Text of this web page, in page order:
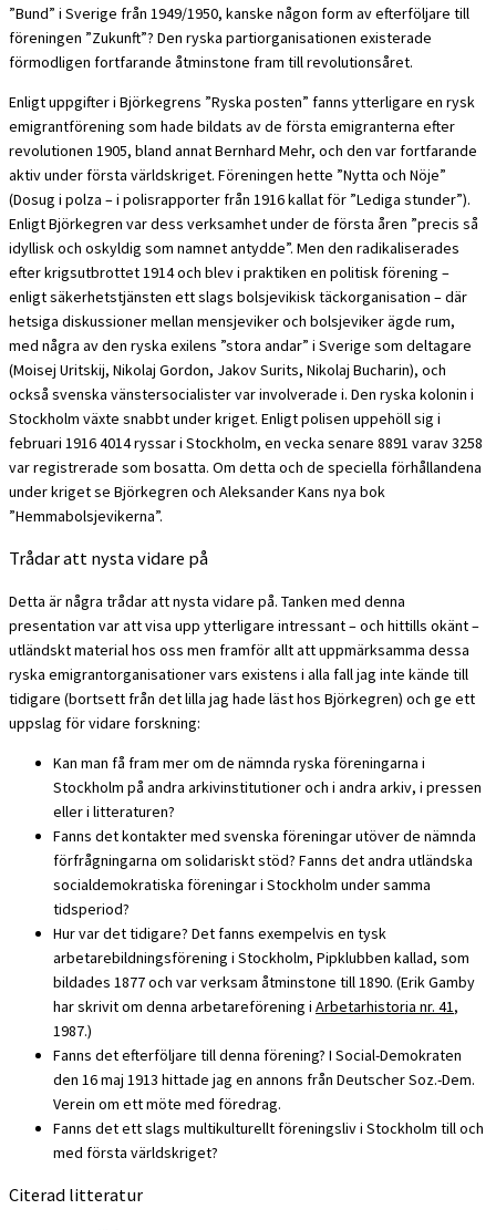
”Bund” i Sverige från 1949/1950, kanske någon form av efterföljare till
föreningen ”Zukunft”? Den ryska partiorganisationen existerade
förmodligen fortfarande åtminstone fram till revolutionsåret.
Enligt uppgifter i Björkegrens ”Ryska posten” fanns ytterligare en rysk
emigrantförening som hade bildats av de första emigranterna efter
revolutionen 1905, bland annat Bernhard Mehr, och den var fortfarande
aktiv under första världskriget. Föreningen hette ”Nytta och Nöje”
(Dosug i polza – i polisrapporter från 1916 kallat för ”Lediga stunder”).
Enligt Björkegren var dess verksamhet under de första åren ”precis så
idyllisk och oskyldig som namnet antydde”. Men den radikaliserades
efter krigsutbrottet 1914 och blev i praktiken en politisk förening –
enligt säkerhetstjänsten ett slags bolsjevikisk täckorganisation – där
hetsiga diskussioner mellan mensjeviker och bolsjeviker ägde rum,
med några av den ryska exilens ”stora andar” i Sverige som deltagare
(Moisej Uritskij, Nikolaj Gordon, Jakov Surits, Nikolaj Bucharin), och
också svenska vänstersocialister var involverade i. Den ryska kolonin i
Stockholm växte snabbt under kriget. Enligt polisen uppehöll sig i
februari 1916 4014 ryssar i Stockholm, en vecka senare 8891 varav 3258
var registrerade som bosatta. Om detta och de speciella förhållandena
under kriget se Björkegren och Aleksander Kans nya bok
”Hemmabolsjevikerna”.
Trådar att nysta vidare på
Detta är några trådar att nysta vidare på. Tanken med denna
presentation var att visa upp ytterligare intressant – och hittills okänt –
utländskt material hos oss men framför allt att uppmärksamma dessa
ryska emigrantorganisationer vars existens i alla fall jag inte kände till
tidigare (bortsett från det lilla jag hade läst hos Björkegren) och ge ett
uppslag för vidare forskning:
Kan man få fram mer om de nämnda ryska föreningarna i
Stockholm på andra arkivinstitutioner och i andra arkiv, i pressen
eller i litteraturen?
Fanns det kontakter med svenska föreningar utöver de nämnda
förfrågningarna om solidariskt stöd? Fanns det andra utländska
socialdemokratiska föreningar i Stockholm under samma
tidsperiod?
Hur var det tidigare? Det fanns exempelvis en tysk
arbetarebildningsförening i Stockholm, Pipklubben kallad, som
bildades 1877 och var verksam åtminstone till 1890. (Erik Gamby
har skrivit om denna arbetareförening i Arbetarhistoria nr. 41,
1987.)
Fanns det efterföljare till denna förening? I Social-Demokraten
den 16 maj 1913 hittade jag en annons från Deutscher Soz.-Dem.
Verein om ett möte med föredrag.
Fanns det ett slags multikulturellt föreningsliv i Stockholm till och
med första världskriget?
Citerad litteratur